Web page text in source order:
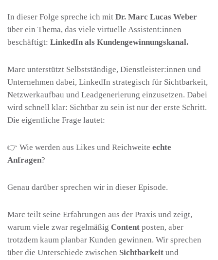
In dieser Folge spreche ich mit Dr. Marc Lucas Weber
über ein Thema, das viele virtuelle Assistent:innen
beschäftigt: LinkedIn als Kundengewinnungskanal.
Marc unterstützt Selbstständige, Dienstleister:innen und
Unternehmen dabei, LinkedIn strategisch für Sichtbarkeit,
Netzwerkaufbau und Leadgenerierung einzusetzen. Dabei
wird schnell klar: Sichtbar zu sein ist nur der erste Schritt.
Die eigentliche Frage lautet:
👉 Wie werden aus Likes und Reichweite echte
Anfragen?
Genau darüber sprechen wir in dieser Episode.
Marc teilt seine Erfahrungen aus der Praxis und zeigt,
warum viele zwar regelmäßig Content posten, aber
trotzdem kaum planbar Kunden gewinnen. Wir sprechen
über die Unterschiede zwischen Sichtbarkeit und